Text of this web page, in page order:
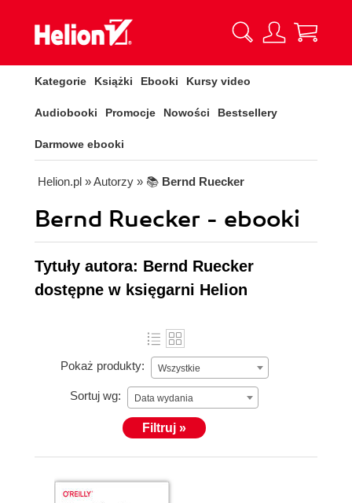
Kategorie Książki Ebooki Kursy video
Audiobooki Promocje Nowości Bestsellery
Darmowe ebooki
Helion.pl » Autorzy » 📚 Bernd Ruecker
Bernd Ruecker - ebooki
Tytuły autora: Bernd Ruecker
dostępne w księgarni Helion
Pokaż produkty: Wszystkie
Sortuj wg: Data wydania
Filtruj »